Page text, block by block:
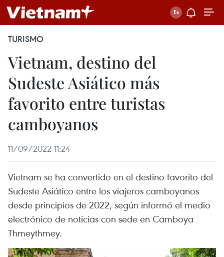
TURISMO
Vietnam, destino del
Sudeste Asiático más
favorito entre turistas
camboyanos
11/09/2022 11:24
Vietnam se ha convertido en el destino favorito del
Sudeste Asiático entre los viajeros camboyanos
desde principios de 2022, según informó el medio
electrónico de noticias con sede en Camboya
Thmeythmey.